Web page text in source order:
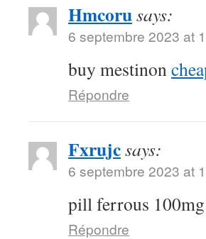
Hmcorusays:
6 septembre 2023 at
buy mestinon
Répondre
Fxrujcsays:
6 septembre 2023 at
pill ferrous 100mg
Répondre